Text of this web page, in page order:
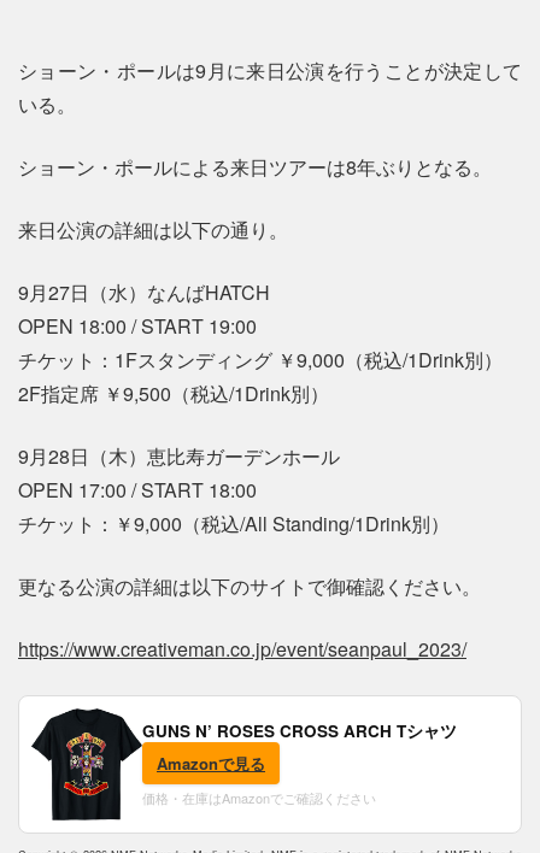
ショーン・ポールは9月に来日公演を行うことが決定して
いる。
ショーン・ポールによる来日ツアーは8年ぶりとなる。
来日公演の詳細は以下の通り。
9月27日（水）なんばHATCH
OPEN 18:00 / START 19:00
チケット：1Fスタンディング ￥9,000（税込/1Drink別）
2F指定席 ￥9,500（税込/1Drink別）
9月28日（木）恵比寿ガーデンホール
OPEN 17:00 / START 18:00
チケット：￥9,000（税込/All Standing/1Drink別）
更なる公演の詳細は以下のサイトで御確認ください。
https://www.creativeman.co.jp/event/seanpaul_2023/
GUNS N’ ROSES CROSS ARCH Tシャツ
Amazonで見る
価格・在庫はAmazonでご確認ください